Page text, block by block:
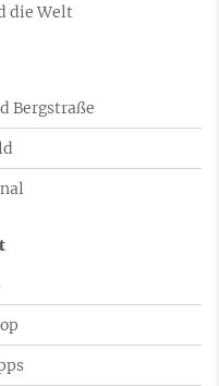
die Welt
Bergstraße